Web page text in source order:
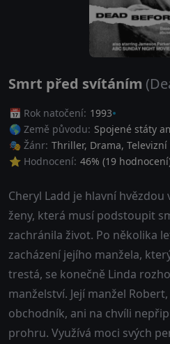
Smrt před svítáním
📅 Rok natočení: 1993
🌎 Země původu: Spojené státy
🎭 Žánr: Thriller, Drama,
⭐ Hodnocení: 46% (19
Cheryl Ladd je hlavní
ženy, která musí podstoupit
zachránila život. Po několika
zacházení jejího manžela,
trestá, se konečně Linda
manželství. Její manžel
obchodník, ani na chvíli
prohru. Využívá moci svých